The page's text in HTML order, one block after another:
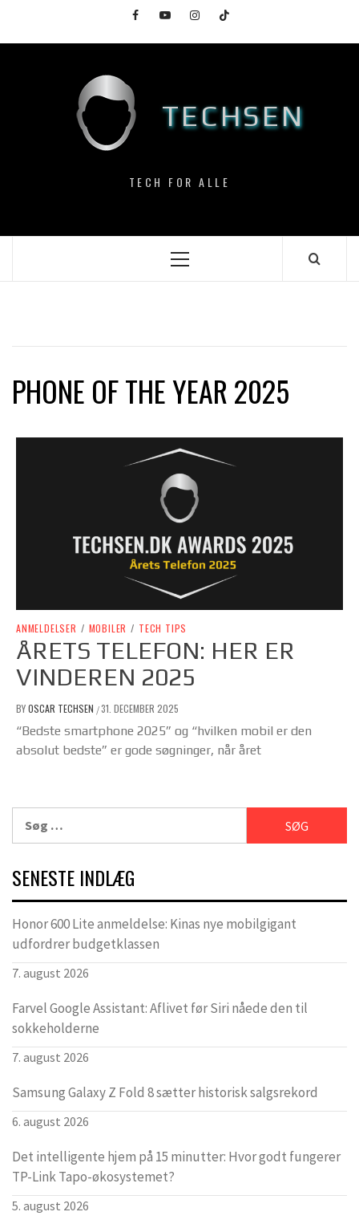
content
FacebookYouTubeInstagramTikTok
TECHSEN
TECH FOR ALLE
Primary
PHONE OF THE YEAR 2025
ANMELDELSER / MOBILER / TECH TIPS
ÅRETS TELEFON: HER ER
VINDEREN 2025
BYOSCAR TECHSEN /31. DECEMBER 2025
“Bedste smartphone 2025” og “hvilken mobil er den
absolut bedste” er gode søgninger, når året
efter:
SENESTE INDLÆG
Honor 600 Lite anmeldelse: Kinas nye mobilgigant
udfordrer budgetklassen
7. august 2026
Farvel Google Assistant: Aflivet før Siri nåede den til
sokkeholderne
7. august 2026
Samsung Galaxy Z Fold 8 sætter historisk salgsrekord
6. august 2026
Det intelligente hjem på 15 minutter: Hvor godt fungerer
TP-Link Tapo-økosystemet?
5. august 2026